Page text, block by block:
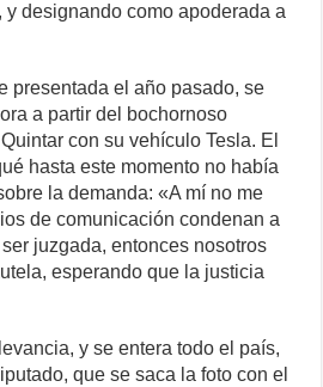
designando como apoderada a
presentada el año pasado, se
a partir del bochornoso
con su vehículo Tesla. El
hasta este momento no había
la demanda: «A mí no me
de comunicación condenan a
juzgada, entonces nosotros
esperando que la justicia
y se entera todo el país,
que se saca la foto con el